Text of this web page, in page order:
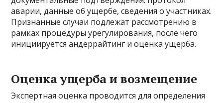
аварии, данные об ущербе, сведения о участниках.
Признанные случаи подлежат рассмотрению в
рамках процедуры урегулирования, после чего
инициируется андеррайтинг и оценка ущерба.
Оценка ущерба и возмещение
Экспертная оценка проводится для определения